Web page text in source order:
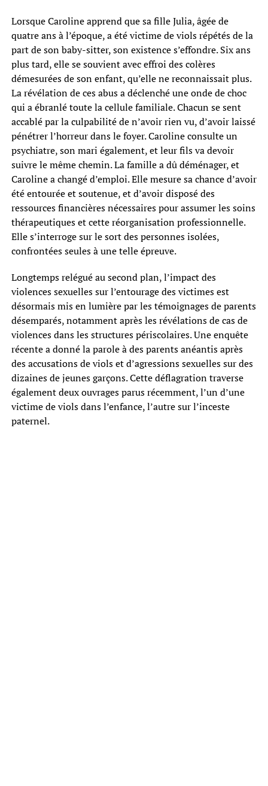
Lorsque Caroline apprend que sa fille Julia, âgée de
quatre ans à l’époque, a été victime de viols répétés de la
part de son baby-sitter, son existence s’effondre. Six ans
plus tard, elle se souvient avec effroi des colères
démesurées de son enfant, qu’elle ne reconnaissait plus.
La révélation de ces abus a déclenché une onde de choc
qui a ébranlé toute la cellule familiale. Chacun se sent
accablé par la culpabilité de n’avoir rien vu, d’avoir laissé
pénétrer l’horreur dans le foyer. Caroline consulte un
psychiatre, son mari également, et leur fils va devoir
suivre le même chemin. La famille a dû déménager, et
Caroline a changé d’emploi. Elle mesure sa chance d’avoir
été entourée et soutenue, et d’avoir disposé des
ressources financières nécessaires pour assumer les soins
thérapeutiques et cette réorganisation professionnelle.
Elle s’interroge sur le sort des personnes isolées,
confrontées seules à une telle épreuve.
Longtemps relégué au second plan, l’impact des
violences sexuelles sur l’entourage des victimes est
désormais mis en lumière par les témoignages de parents
désemparés, notamment après les révélations de cas de
violences dans les structures périscolaires. Une enquête
récente a donné la parole à des parents anéantis après
des accusations de viols et d’agressions sexuelles sur des
dizaines de jeunes garçons. Cette déflagration traverse
également deux ouvrages parus récemment, l’un d’une
victime de viols dans l’enfance, l’autre sur l’inceste
paternel.